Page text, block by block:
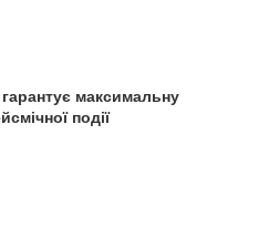
максимальну
події